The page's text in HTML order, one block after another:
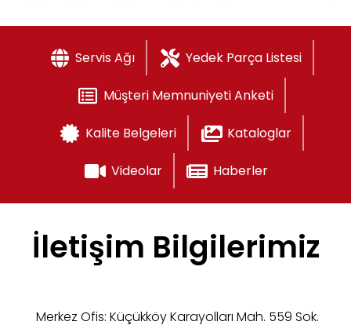
Servis Ağı Yedek Parça Listesi
Müşteri Memnuniyeti Anketi
Kalite Belgeleri Kataloglar
Videolar Haberler
İletişim Bilgilerimiz
Merkez Ofis: Küçükköy Karayolları Mah. 559 Sok.